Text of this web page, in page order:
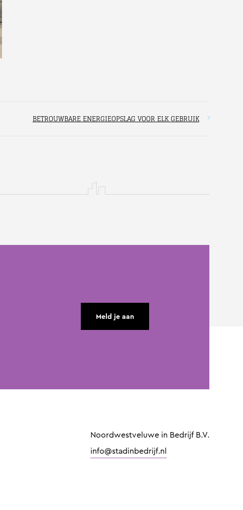
BETROUWBARE ENERGIEOPSLAG VOOR ELK GEBRUIK
Meld je aan
Noordwestveluwe in Bedrijf B.V.
info@stadinbedrijf.nl